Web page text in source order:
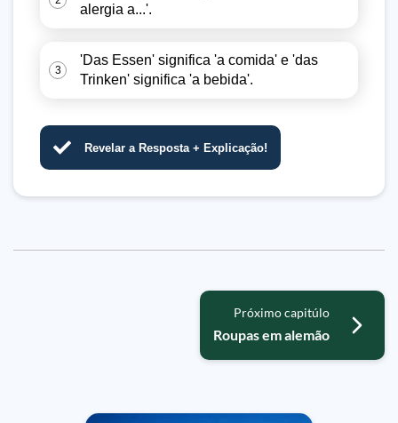
alergia a...'.
3
'Das Essen' significa 'a comida' e 'das
Trinken' significa 'a bebida'.
Revelar a Resposta + Explicação!
Próximo capitúlo
Roupas em alemão